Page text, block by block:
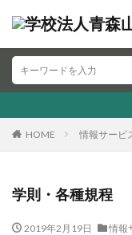
HOME 情報サービ
学則・各種規程
2019年2月19日 情報